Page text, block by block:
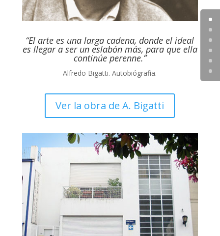
“El arte es una larga cadena, donde el ideal
es llegar a ser un eslabón más, para que ella
continúe perenne.”
Alfredo Bigatti. Autobiógrafia.
Ver la obra de A. Bigatti